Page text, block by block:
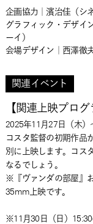
企画協力｜濱治佳（シ
グラフィック・デザイ
ーイ）
会場デザイン｜西澤徹
関連イベント
【関連上映プロ
2025年11月27日（木）
コスタ監督の初期作品
別に上映します。コス
なるでしょう。
※『ヴァンダの部屋』
35mm上映です。
※11月30日（日）